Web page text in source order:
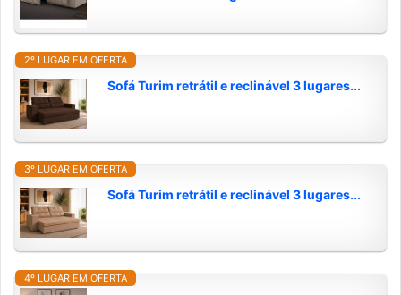
2º LUGAR EM OFERTA
Sofá Turim retrátil e reclinável 3 lugares...
3º LUGAR EM OFERTA
Sofá Turim retrátil e reclinável 3 lugares...
4º LUGAR EM OFERTA